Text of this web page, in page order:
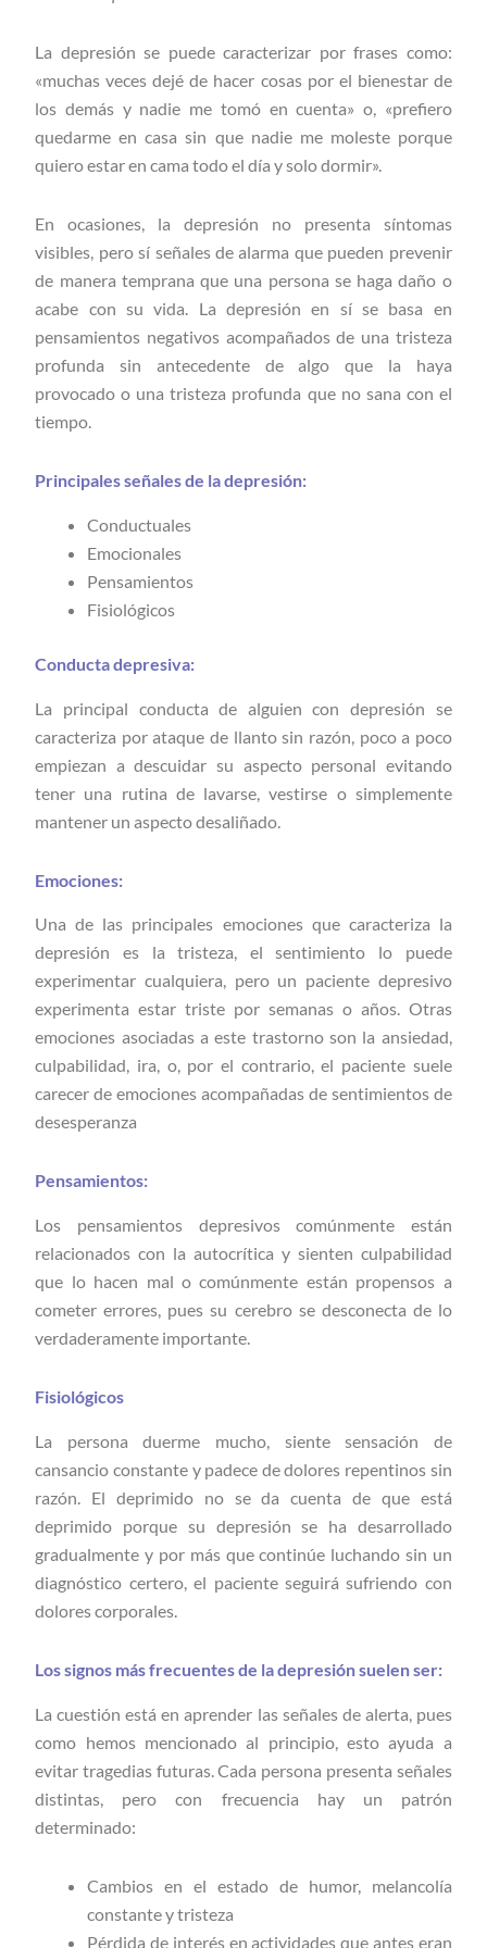
La depresión se puede caracterizar por frases como:
«muchas veces dejé de hacer cosas por el bienestar de
los demás y nadie me tomó en cuenta» o, «prefiero
quedarme en casa sin que nadie me moleste porque
quiero estar en cama todo el día y solo dormir».
En ocasiones, la depresión no presenta síntomas
visibles, pero sí señales de alarma que pueden prevenir
de manera temprana que una persona se haga daño o
acabe con su vida. La depresión en sí se basa en
pensamientos negativos acompañados de una tristeza
profunda sin antecedente de algo que la haya
provocado o una tristeza profunda que no sana con el
tiempo.
Principales señales de la depresión:
Conductuales
Emocionales
Pensamientos
Fisiológicos
Conducta depresiva:
La principal conducta de alguien con depresión se
caracteriza por ataque de llanto sin razón, poco a poco
empiezan a descuidar su aspecto personal evitando
tener una rutina de lavarse, vestirse o simplemente
mantener un aspecto desaliñado.
Emociones:
Una de las principales emociones que caracteriza la
depresión es la tristeza, el sentimiento lo puede
experimentar cualquiera, pero un paciente depresivo
experimenta estar triste por semanas o años. Otras
emociones asociadas a este trastorno son la ansiedad,
culpabilidad, ira, o, por el contrario, el paciente suele
carecer de emociones acompañadas de sentimientos de
desesperanza
Pensamientos:
Los pensamientos depresivos comúnmente están
relacionados con la autocrítica y sienten culpabilidad
que lo hacen mal o comúnmente están propensos a
cometer errores, pues su cerebro se desconecta de lo
verdaderamente importante.
Fisiológicos
La persona duerme mucho, siente sensación de
cansancio constante y padece de dolores repentinos sin
razón. El deprimido no se da cuenta de que está
deprimido porque su depresión se ha desarrollado
gradualmente y por más que continúe luchando sin un
diagnóstico certero, el paciente seguirá sufriendo con
dolores corporales.
Los signos más frecuentes de la depresión suelen ser:
La cuestión está en aprender las señales de alerta, pues
como hemos mencionado al principio, esto ayuda a
evitar tragedias futuras. Cada persona presenta señales
distintas, pero con frecuencia hay un patrón
determinado:
Cambios en el estado de humor, melancolía
constante y tristeza
Pérdida de interés en actividades que antes eran